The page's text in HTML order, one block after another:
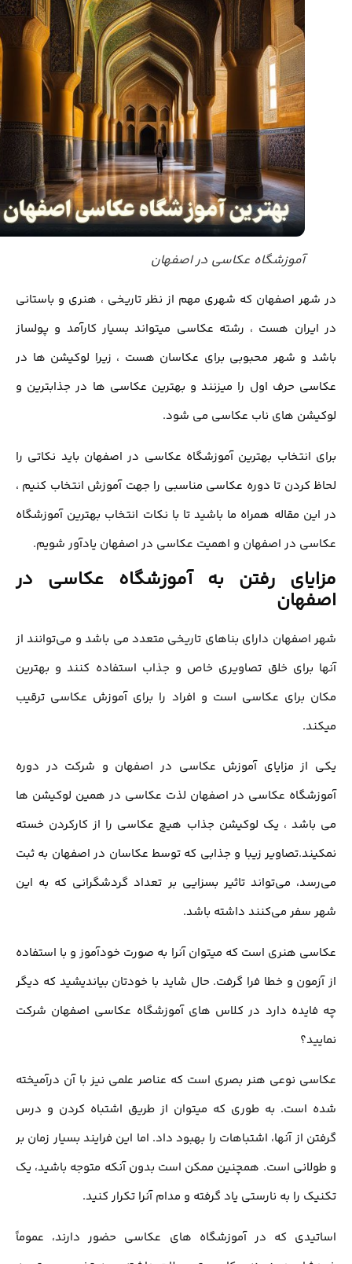
آموزشگاه عکاسی در اصفهان
در شهر اصفهان که شهری مهم از نظر تاریخی ، هنری و باستانی
در ایران هست ، رشته عکاسی میتواند بسیار کارآمد و پولساز
باشد و شهر محبوبی برای عکاسان هست ، زیرا لوکیشن ها در
عکاسی حرف اول را میزنند و بهترین عکاسی ها در جذابترین و
لوکیشن های ناب عکاسی می شود.
برای انتخاب بهترین آموزشگاه عکاسی در اصفهان باید نکاتی را
لحاظ کردن تا دوره عکاسی مناسبی را جهت آموزش انتخاب کنیم ،
در این مقاله همراه ما باشید تا با نکات انتخاب بهترین آموزشگاه
عکاسی در اصفهان و اهمیت عکاسی در اصفهان یادآور شویم.
مزایای رفتن به آموزشگاه عکاسی در
اصفهان
شهر اصفهان دارای بناهای تاریخی متعدد می باشد و می‌توانند از
آنها برای خلق تصاویری خاص و جذاب استفاده کنند و بهترین
مکان برای عکاسی است و افراد را برای آموزش عکاسی ترقیب
میکند.
یکی از مزایای آموزش عکاسی در اصفهان و شرکت در دوره
آموزشگاه عکاسی در اصفهان لذت عکاسی در همین لوکیشن ها
می باشد ، یک لوکیشن جذاب هیچ عکاسی را از کارکردن خسته
نمکیند.تصاویر زیبا و جذابی که توسط عکاسان در اصفهان به ثبت
می‌رسد، می‌تواند تاثیر بسزایی بر تعداد گردشگرانی که به این
شهر سفر می‌کنند داشته باشد.
عکاسی هنری است که میتوان آنرا به صورت خودآموز و با استفاده
از آزمون و خطا فرا گرفت. حال شاید با خودتان بیاندیشید که دیگر
چه فایده دارد در کلاس های آموزشگاه عکاسی اصفهان شرکت
نمایید؟
عکاسی نوعی هنر بصری است که عناصر علمی نیز با آن درآمیخته
شده است. به طوری که میتوان از طریق اشتباه کردن و درس
گرفتن از آنها، اشتباهات را بهبود داد. اما این فرایند بسیار زمان بر
و طولانی است. همچنین ممکن است بدون آنکه متوجه باشید، یک
تکنیک را به نارستی یاد گرفته و مدام آنرا تکرار کنید.
اساتیدی که در آموزشگاه های عکاسی حضور دارند، عموماً